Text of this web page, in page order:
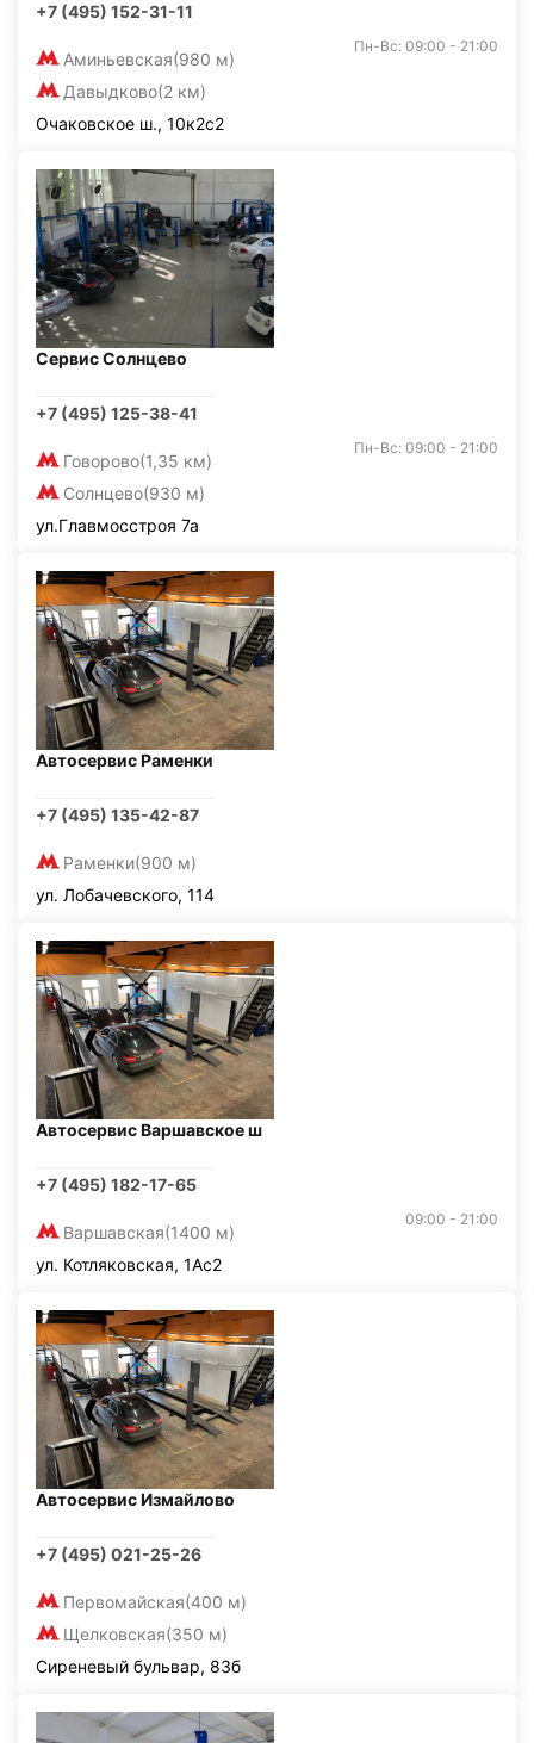
+7 (495) 152-31-11
Аминьевская(980 м)
Давыдково(2 км)
Пн-Вс: 09:00 - 21:00
Очаковское ш., 10к2с2
Сервис Солнцево
+7 (495) 125-38-41
Говорово(1,35 км)
Солнцево(930 м)
Пн-Вс: 09:00 - 21:00
ул.Главмосстроя 7а
Автосервис Раменки
+7 (495) 135-42-87
Раменки(900 м)
ул. Лобачевского, 114
Автосервис Варшавское ш
+7 (495) 182-17-65
Варшавская(1400 м)
09:00 - 21:00
ул. Котляковская, 1Ас2
Автосервис Измайлово
+7 (495) 021-25-26
Первомайская(400 м)
Щелковская(350 м)
Сиреневый бульвар, 83б